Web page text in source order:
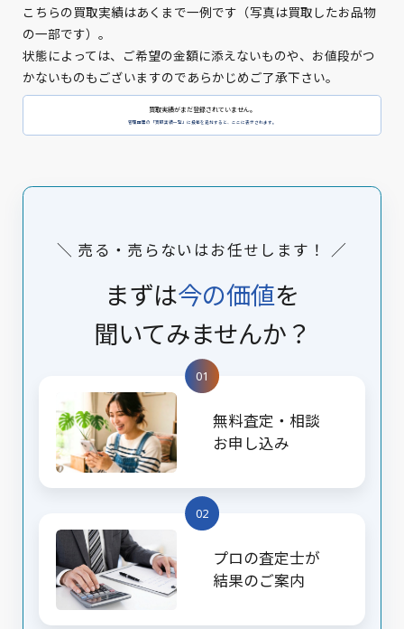
こちらの買取実績はあくまで一例です（写真は買取したお品物
の一部です）。
状態によっては、ご希望の金額に添えないものや、お値段がつ
かないものもございますのであらかじめご了承下さい。
買取実績がまだ登録されていません。
管理画面の「買取実績一覧」に投稿を追加すると、ここに表示されます。
＼ 売る・売らないはお任せします！ ／
まずは今の価値を
聞いてみませんか？
01
無料査定・相談
お申し込み
02
プロの査定士が
結果のご案内